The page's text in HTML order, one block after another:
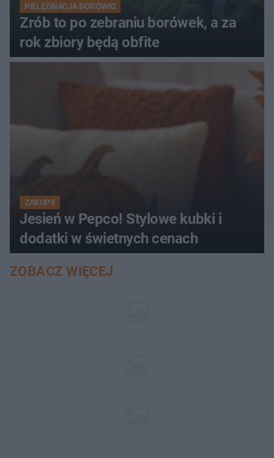
PIELĘGNACJA BORÓWKI
Zrób to po zebraniu borówek, a za
rok zbiory będą obfite
ZAKUPY
Jesień w Pepco! Stylowe kubki i
dodatki w świetnych cenach
ZOBACZ WIĘCEJ